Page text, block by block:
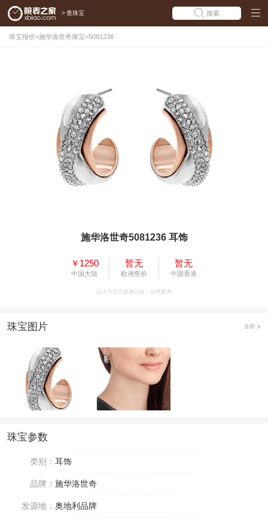
> 查珠宝 搜索
珠宝报价>施华洛世奇珠宝>5081236
施华洛世奇5081236 耳饰
￥1250
中国大陆
暂无
欧洲售价
暂无
中国香港
以上为官方媒体公价，仅供参考
珠宝图片 全部
珠宝参数
类别： 耳饰
品牌： 施华洛世奇
发源地： 奥地利品牌